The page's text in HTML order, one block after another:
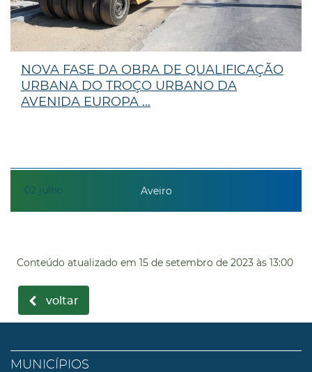
02 julho
NOVA FASE DA OBRA DE QUALIFICAÇÃO
URBANA DO TROÇO URBANO DA
AVENIDA EUROPA ...
Aveiro
Conteúdo atualizado em 15 de setembro de 2023 às 13:00
voltar
MUNICÍPIOS